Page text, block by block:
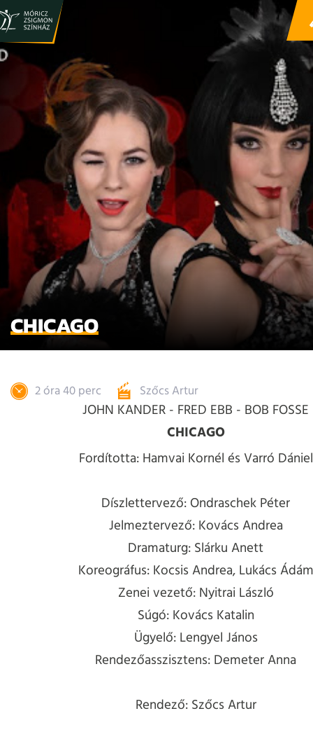
CHICAGO
2 óra 40 perc Szőcs Artur
JOHN KANDER - FRED EBB - BOB FOSSE
CHICAGO
Fordította: Hamvai Kornél és Varró Dániel
Díszlettervező: Ondraschek Péter
Jelmeztervező: Kovács Andrea
Dramaturg: Slárku Anett
Koreográfus: Kocsis Andrea, Lukács Ádám
Zenei vezető: Nyitrai László
Súgó: Kovács Katalin
Ügyelő: Lengyel János
Rendezőasszisztens: Demeter Anna
Rendező: Szőcs Artur